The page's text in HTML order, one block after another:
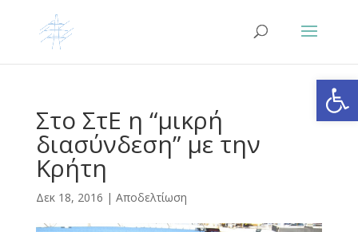
Στο ΣτΕ η “μικρή
διασύνδεση” με την
Κρήτη
Δεκ 18, 2016 | Αποδελτίωση